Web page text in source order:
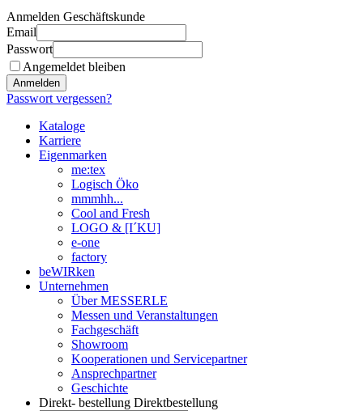
Anmelden Geschäftskunde
Email
Passwort
Angemeldet bleiben
Anmelden
Passwort vergessen?
Kataloge
Karriere
Eigenmarken
me:tex
Logisch Öko
mmmhh...
Cool and Fresh
LOGO & [I´KU]
e-one
factory
beWIRken
Unternehmen
Über MESSERLE
Messen und Veranstaltungen
Fachgeschäft
Showroom
Kooperationen und Servicepartner
Ansprechpartner
Geschichte
Direkt- bestellung Direktbestellung